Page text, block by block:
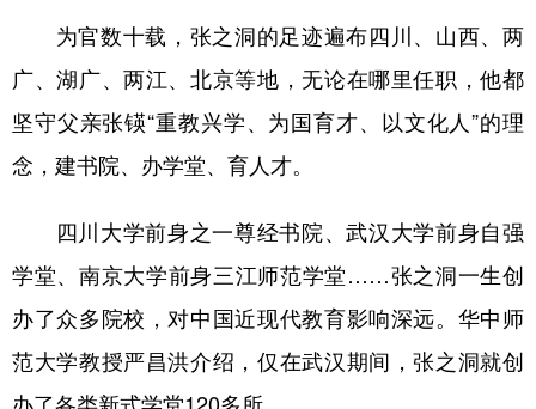
为官数十载，张之洞的足迹遍布四川、山西、两
广、湖广、两江、北京等地，无论在哪里任职，他都
坚守父亲张锳“重教兴学、为国育才、以文化人”的理
念，建书院、办学堂、育人才。
四川大学前身之一尊经书院、武汉大学前身自强
学堂、南京大学前身三江师范学堂……张之洞一生创
办了众多院校，对中国近现代教育影响深远。华中师
范大学教授严昌洪介绍，仅在武汉期间，张之洞就创
办了各类新式学堂120多所。